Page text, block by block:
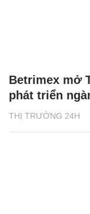
THỊ TRƯỜNG 24H
Betrimex mở
phát triển